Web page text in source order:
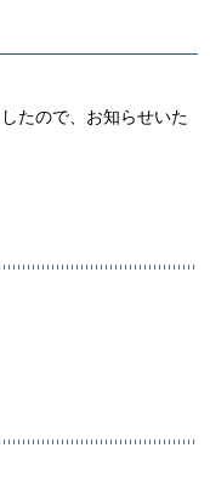
たので、お知らせいた